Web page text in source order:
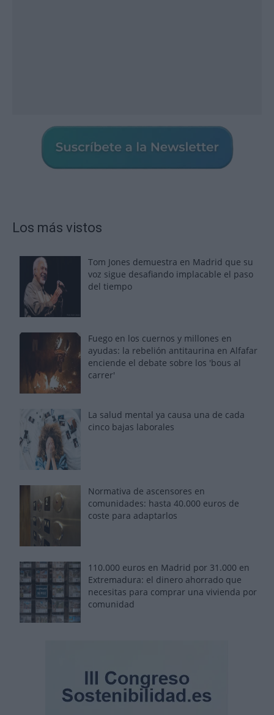
Los más vistos
Tom Jones demuestra en Madrid que su
voz sigue desafiando implacable el paso
del tiempo
Fuego en los cuernos y millones en
ayudas: la rebelión antitaurina en Alfafar
enciende el debate sobre los 'bous al
carrer'
La salud mental ya causa una de cada
cinco bajas laborales
Normativa de ascensores en
comunidades: hasta 40.000 euros de
coste para adaptarlos
110.000 euros en Madrid por 31.000 en
Extremadura: el dinero ahorrado que
necesitas para comprar una vivienda por
comunidad